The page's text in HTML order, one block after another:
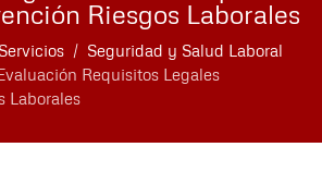
Riesgos Laborales
Servicios
Seguridad y Salud Laboral
Requisitos Legales
Laborales